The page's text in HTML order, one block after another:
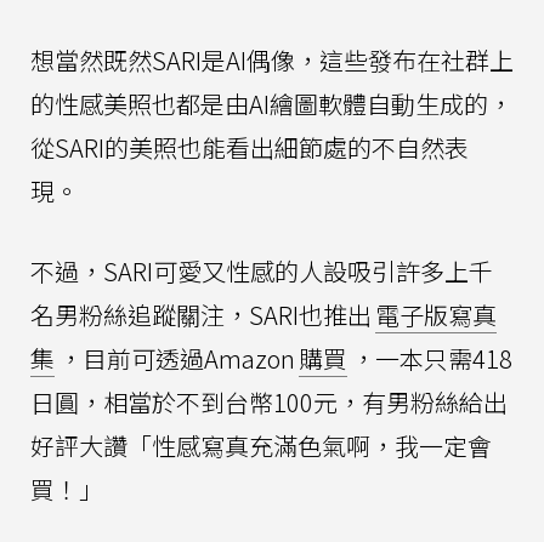
想當然既然SARI是AI偶像，這些發布在社群上
的性感美照也都是由AI繪圖軟體自動生成的，
從SARI的美照也能看出細節處的不自然表
現。
不過，SARI可愛又性感的人設吸引許多上千
名男粉絲追蹤關注，SARI也推出 電子版寫真
集 ，目前可透過Amazon 購買 ，一本只需418
日圓，相當於不到台幣100元，有男粉絲給出
好評大讚「性感寫真充滿色氣啊，我一定會
買！」